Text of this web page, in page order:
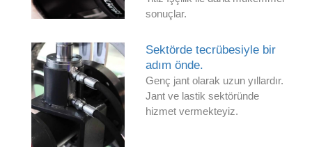
sonuçlar.
Sektörde tecrübesiyle bir
adım önde.
Genç jant olarak uzun yıllardır.
Jant ve lastik sektöründe
hizmet vermekteyiz.